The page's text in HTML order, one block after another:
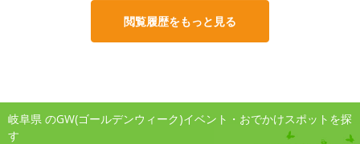
閲覧履歴をもっと見る
岐阜県 のGW(ゴールデンウィーク)イベント・おでかけスポットを探
す